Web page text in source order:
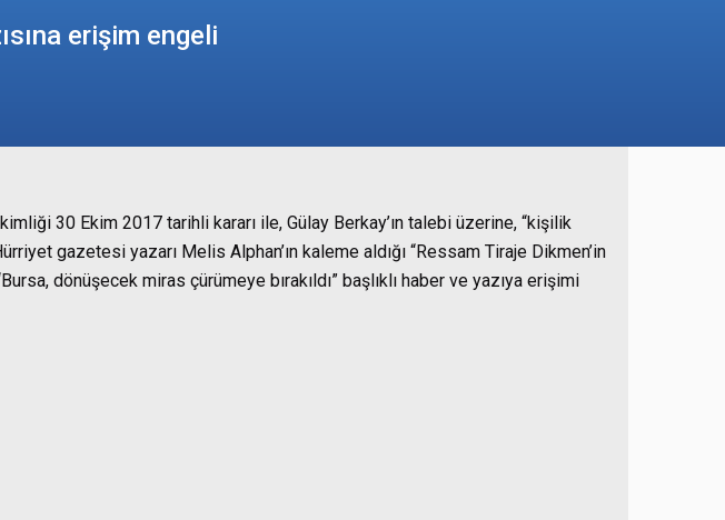
erişim engeli
30 Ekim 2017 tarihli kararı ile, Gülay Berkay’ın talebi üzerine, “kişilik
gazetesi yazarı Melis Alphan’ın kaleme aldığı “Ressam Tiraje Dikmen’in
dönüşecek miras çürümeye bırakıldı” başlıklı haber ve yazıya erişimi